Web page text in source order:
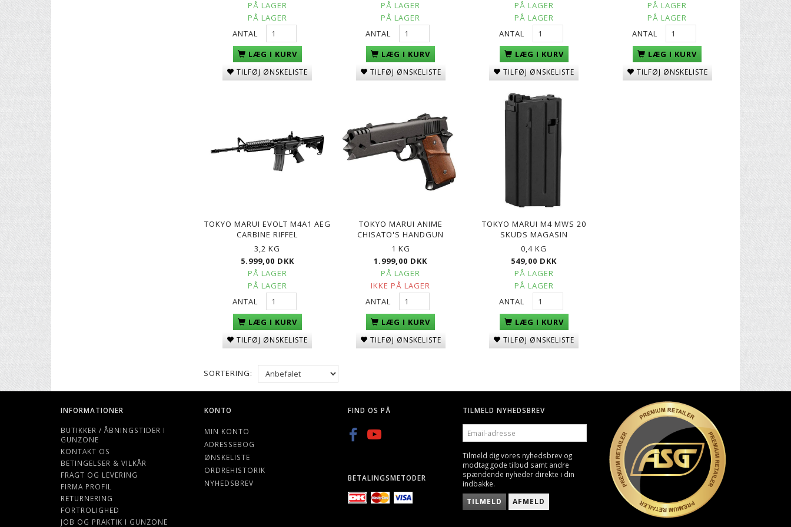
PÅ LAGER
PÅ LAGER
ANTAL
LÆG I KURV
TILFØJ ØNSKELISTE
PÅ LAGER
PÅ LAGER
ANTAL
LÆG I KURV
TILFØJ ØNSKELISTE
PÅ LAGER
PÅ LAGER
ANTAL
LÆG I KURV
TILFØJ ØNSKELISTE
PÅ LAGER
PÅ LAGER
ANTAL
LÆG I KURV
TILFØJ ØNSKELISTE
TOKYO MARUI EVOLT M4A1 AEG
CARBINE RIFFEL
3,2 KG
5.999,00 DKK
PÅ LAGER
PÅ LAGER
ANTAL
LÆG I KURV
TILFØJ ØNSKELISTE
TOKYO MARUI ANIME
CHISATO'S HANDGUN
1 KG
1.999,00 DKK
PÅ LAGER
IKKE PÅ LAGER
ANTAL
LÆG I KURV
TILFØJ ØNSKELISTE
TOKYO MARUI M4 MWS 20
SKUDS MAGASIN
0,4 KG
549,00 DKK
PÅ LAGER
PÅ LAGER
ANTAL
LÆG I KURV
TILFØJ ØNSKELISTE
SORTERING:
INFORMATIONER
BUTIKKER / ÅBNINGSTIDER I
GUNZONE
KONTAKT OS
BETINGELSER & VILKÅR
FRAGT OG LEVERING
FIRMA PROFIL
RETURNERING
FORTROLIGHED
JOB OG PRAKTIK I GUNZONE
KONTO
MIN KONTO
ADRESSEBOG
ØNSKELISTE
ORDREHISTORIK
NYHEDSBREV
FIND OS PÅ
BETALINGSMETODER
TILMELD NYHEDSBREV
EMAIL-
ADRESSE
Tilmeld dig vores nyhedsbrev og
modtag gode tilbud samt andre
spændende nyheder direkte i din
indbakke.
TILMELD AFMELD